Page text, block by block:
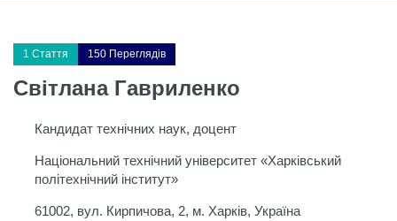
1 Стаття 150 Переглядів
Світлана Гавриленко
Кандидат технічних наук, доцент
Національний технічний університет «Харківський
політехнічний iнститут»
61002, вул. Кирпичова, 2, м. Харків, Україна